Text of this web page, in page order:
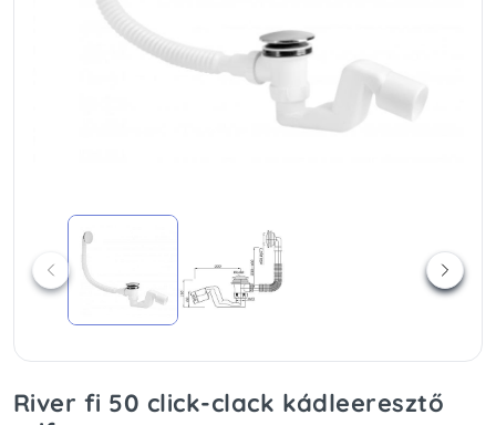
River fi 50 click-clack kádleeresztő